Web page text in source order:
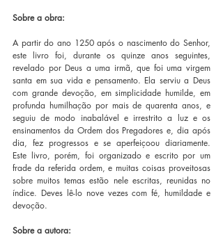
Sobre a obra:
A partir do ano 1250 após o nascimento do Senhor,
este livro foi, durante os quinze anos seguintes,
revelado por Deus a uma irmã, que foi uma virgem
santa em sua vida e pensamento. Ela serviu a Deus
com grande devoção, em simplicidade humilde, em
profunda humilhação por mais de quarenta anos, e
seguiu de modo inabalável e irrestrito a luz e os
ensinamentos da Ordem dos Pregadores e, dia após
dia, fez progressos e se aperfeiçoou diariamente.
Este livro, porém, foi organizado e escrito por um
frade da referida ordem, e muitas coisas proveitosas
sobre muitos temas estão nele escritas, reunidas no
índice. Deves lê-lo nove vezes com fé, humildade e
devoção.
Sobre a autora: